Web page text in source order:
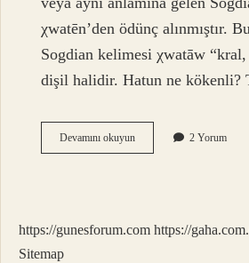
χwatēn’den ödünç alınmıştır.
Sogdian kelimesi χwatāw “kral,
dişil halidir. Hatun ne
Devamını okuyunHatun
Ismi
2 Yorum
https://gunesforum.com https://
Sitemap